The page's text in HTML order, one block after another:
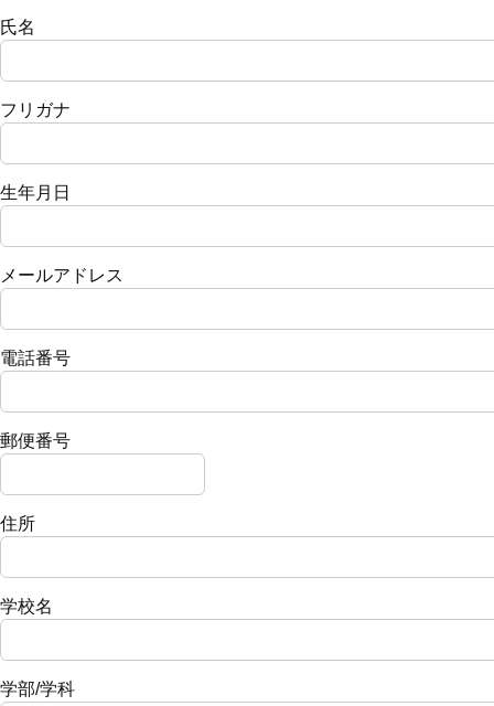
氏名
フリガナ
生年月日
メールアドレス
電話番号
郵便番号
住所
学校名
学部/学科